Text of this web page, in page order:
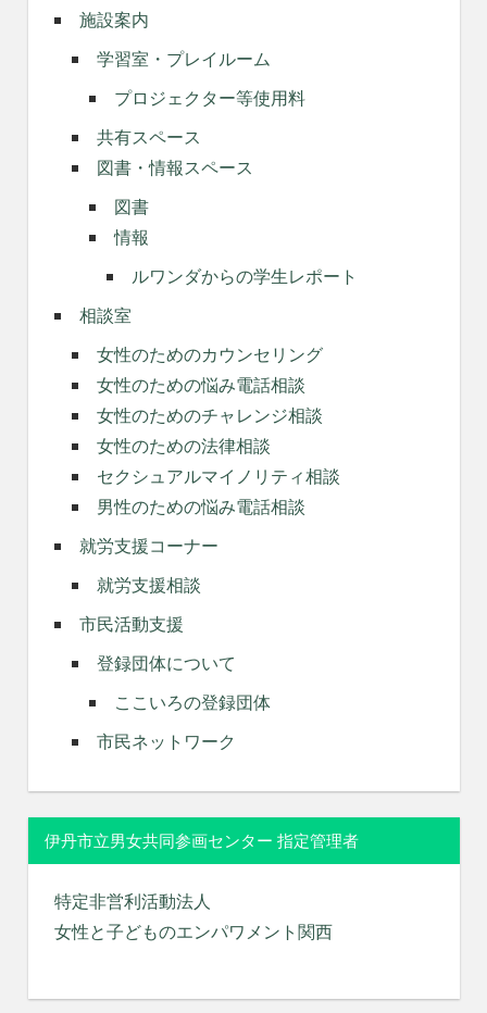
施設案内
学習室・プレイルーム
プロジェクター等使用料
共有スペース
図書・情報スペース
図書
情報
ルワンダからの学生レポート
相談室
女性のためのカウンセリング
女性のための悩み電話相談
女性のためのチャレンジ相談
女性のための法律相談
セクシュアルマイノリティ相談
男性のための悩み電話相談
就労支援コーナー
就労支援相談
市民活動支援
登録団体について
ここいろの登録団体
市民ネットワーク
伊丹市立男女共同参画センター 指定管理者
特定非営利活動法人
女性と子どものエンパワメント関西